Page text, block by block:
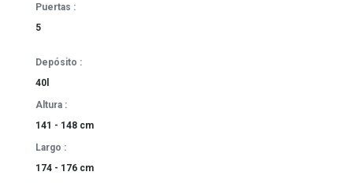
Puertas :
5
Depósito :
40l
Altura :
141 - 148 cm
Largo :
174 - 176 cm